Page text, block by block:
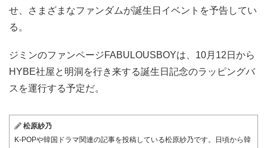
せ、さまざまなファンダムが誕生日イベントを予告してい
る。
ジミンのファンページFABULOUSBOYは、10月12日から
HYBE社屋と明洞を行き来する誕生日記念のラッピングバ
スを運行する予定だ。
松原紗乃
K-POPや韓国ドラマ関連の記事を投稿している松原紗乃です。日頃から韓